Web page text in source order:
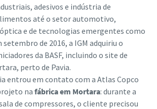
adesivos e indústria de
até o setor automotivo,
e de tecnologias emergentes como
setembro de 2016, a IGM adquiriu o
da BASF, incluindo o site de
perto de Pavia.
entrou em contato com a Atlas Copco
na fábrica em Mortara: durante a
de compressores, o cliente precisou